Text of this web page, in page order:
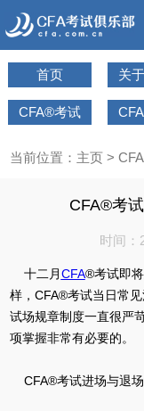
首页 关
CFA®考试
当前位置： 主页>
CFA®考
时间：
十二月CFA®考试即
样，CFA®考试当日常
试场规章制度一直很严
项掌握非常有必要的。
CFA®考试进场与退